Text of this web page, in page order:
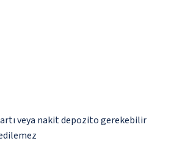
veya nakit depozito gerekebilir